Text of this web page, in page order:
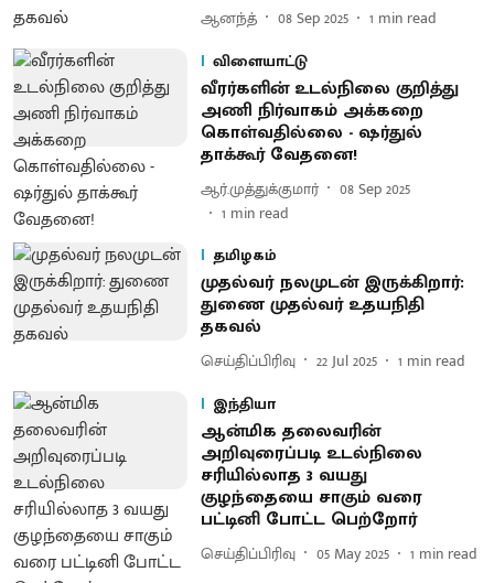
ஆனந்த் 08 Sep 2025 1 min read
விளையாட்டு
வீரர்களின் உடல்நிலை குறித்து
அணி நிர்வாகம் அக்கறை
கொள்வதில்லை - ஷர்துல்
தாக்கூர் வேதனை!
ஆர்.முத்துக்குமார்
08 Sep 2025
1 min read
தமிழகம்
முதல்வர் நலமுடன் இருக்கிறார்:
துணை முதல்வர் உதயநிதி
தகவல்
செய்திப்பிரிவு 22 Jul 2025 1 min read
இந்தியா
ஆன்மிக தலைவரின்
அறிவுரைப்படி உடல்நிலை
சரியில்லாத 3 வயது
குழந்தையை சாகும் வரை
பட்டினி போட்ட பெற்றோர்
செய்திப்பிரிவு 05 May 2025 1 min read